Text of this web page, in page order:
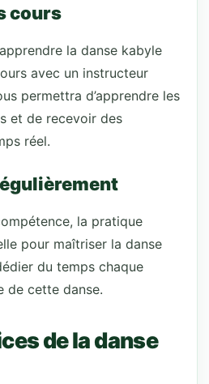
cours
la danse kabyle
avec un instructeur
permettra d’apprendre les
et de recevoir des
réel.
la pratique
pour maîtriser la danse
du temps chaque
de cette danse.
de la danse